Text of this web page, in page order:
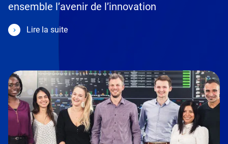
ensemble l’avenir de l’innovation
Lire la suite